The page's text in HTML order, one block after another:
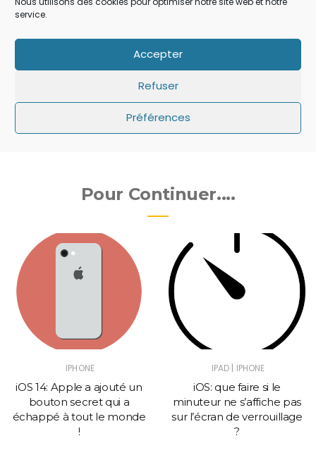
service.
Accepter
Refuser
Préférences
test jeu iPad
test Monster Shooter: The Lost Levels
Pour Continuer....
IPHONE
iOS 14: Apple a ajouté un
bouton secret qui a
échappé à tout le monde
!
IPAD | IPHONE
iOS: que faire si le
minuteur ne s’affiche pas
sur l’écran de verrouillage
?